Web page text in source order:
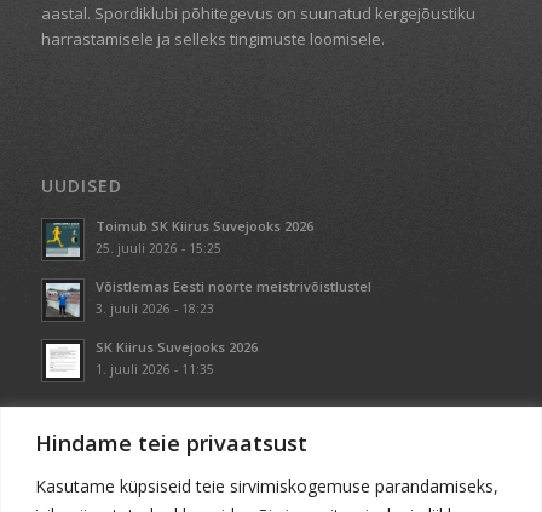
Hindame teie privaatsust
Kasutame küpsiseid teie sirvimiskogemuse parandamiseks,
aastal. Spordiklubi põhitegevus on suunatud kergejõustiku
harrastamisele ja selleks tingimuste loomisele.
UUDISED
Toimub SK Kiirus Suvejooks 2026
25. juuli 2026 - 15:25
Võistlemas Eesti noorte meistrivõistlustel
3. juuli 2026 - 18:23
SK Kiirus Suvejooks 2026
1. juuli 2026 - 11:35
KONTAKT